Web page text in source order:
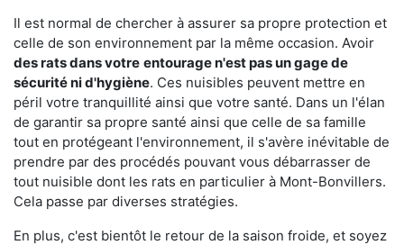
Il est normal de chercher à assurer sa propre protection et
celle de son environnement par la même occasion. Avoir
des rats dans votre entourage n'est pas un gage de
sécurité ni d'hygiène. Ces nuisibles peuvent mettre en
péril votre tranquillité ainsi que votre santé. Dans un l'élan
de garantir sa propre santé ainsi que celle de sa famille
tout en protégeant l'environnement, il s'avère inévitable de
prendre par des procédés pouvant vous débarrasser de
tout nuisible dont les rats en particulier à Mont-Bonvillers.
Cela passe par diverses stratégies.
En plus, c'est bientôt le retour de la saison froide, et soyez